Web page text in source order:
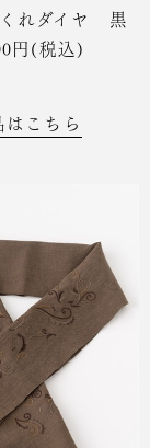
れダイヤ 黒
円(税込)
はこちら